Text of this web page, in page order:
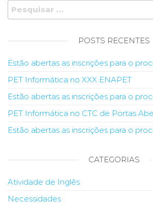
Pesquisar
por:
POSTS RECENTES
Estão abertas as inscrições para o
PET Informática no XXX ENAPET
Estão abertas as inscrições para o
PET Informática no CTC de Portas
Estão abertas as inscrições para o
CATEGORIAS
Atividade de Inglês
Necessidades